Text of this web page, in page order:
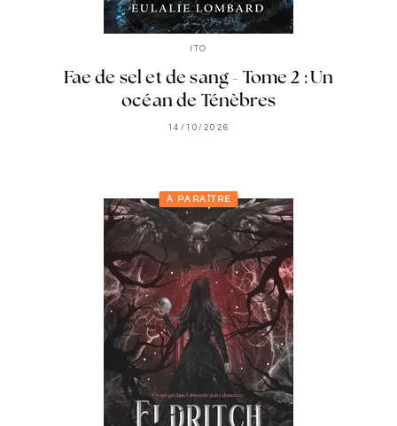
ITO
Fae de sel et de sang - Tome 2 : Un
océan de Ténèbres
14/10/2026
À PARAÎTRE